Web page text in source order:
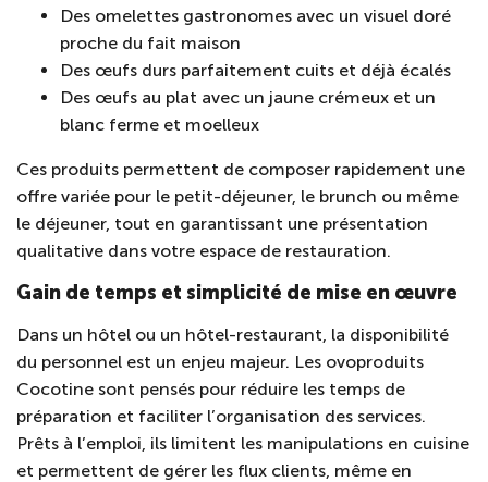
Des omelettes gastronomes avec un visuel doré
proche du fait maison
Des œufs durs parfaitement cuits et déjà écalés
Des œufs au plat avec un jaune crémeux et un
blanc ferme et moelleux
Ces produits permettent de composer rapidement une
offre variée pour le petit-déjeuner, le brunch ou même
le déjeuner, tout en garantissant une présentation
qualitative dans votre espace de restauration.
Gain de temps et simplicité de mise en œuvre
Dans un hôtel ou un hôtel-restaurant, la disponibilité
du personnel est un enjeu majeur. Les ovoproduits
Cocotine sont pensés pour réduire les temps de
préparation et faciliter l’organisation des services.
Prêts à l’emploi, ils limitent les manipulations en cuisine
et permettent de gérer les flux clients, même en